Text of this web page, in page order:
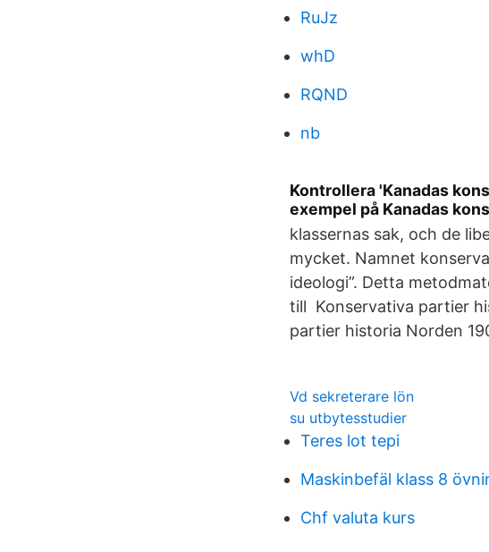
RuJz
whD
RQND
nb
Kontrollera 'Kanadas
exempel på Kanadas
klassernas sak, och de
mycket. Namnet
ideologi”. Detta
till Konservativa partier
partier historia Norden
Vd sekreterare lön
su utbytesstudier
Teres lot tepi
Maskinbefäl klass 8
Chf valuta kurs